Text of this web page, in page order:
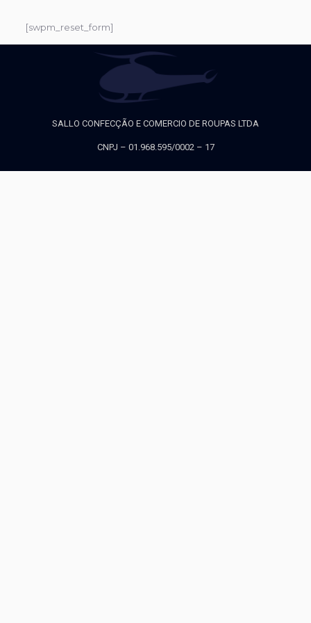
[swpm_reset_form]
SALLO CONFECÇÃO E COMERCIO DE ROUPAS LTDA
CNPJ – 01.968.595/0002 – 17